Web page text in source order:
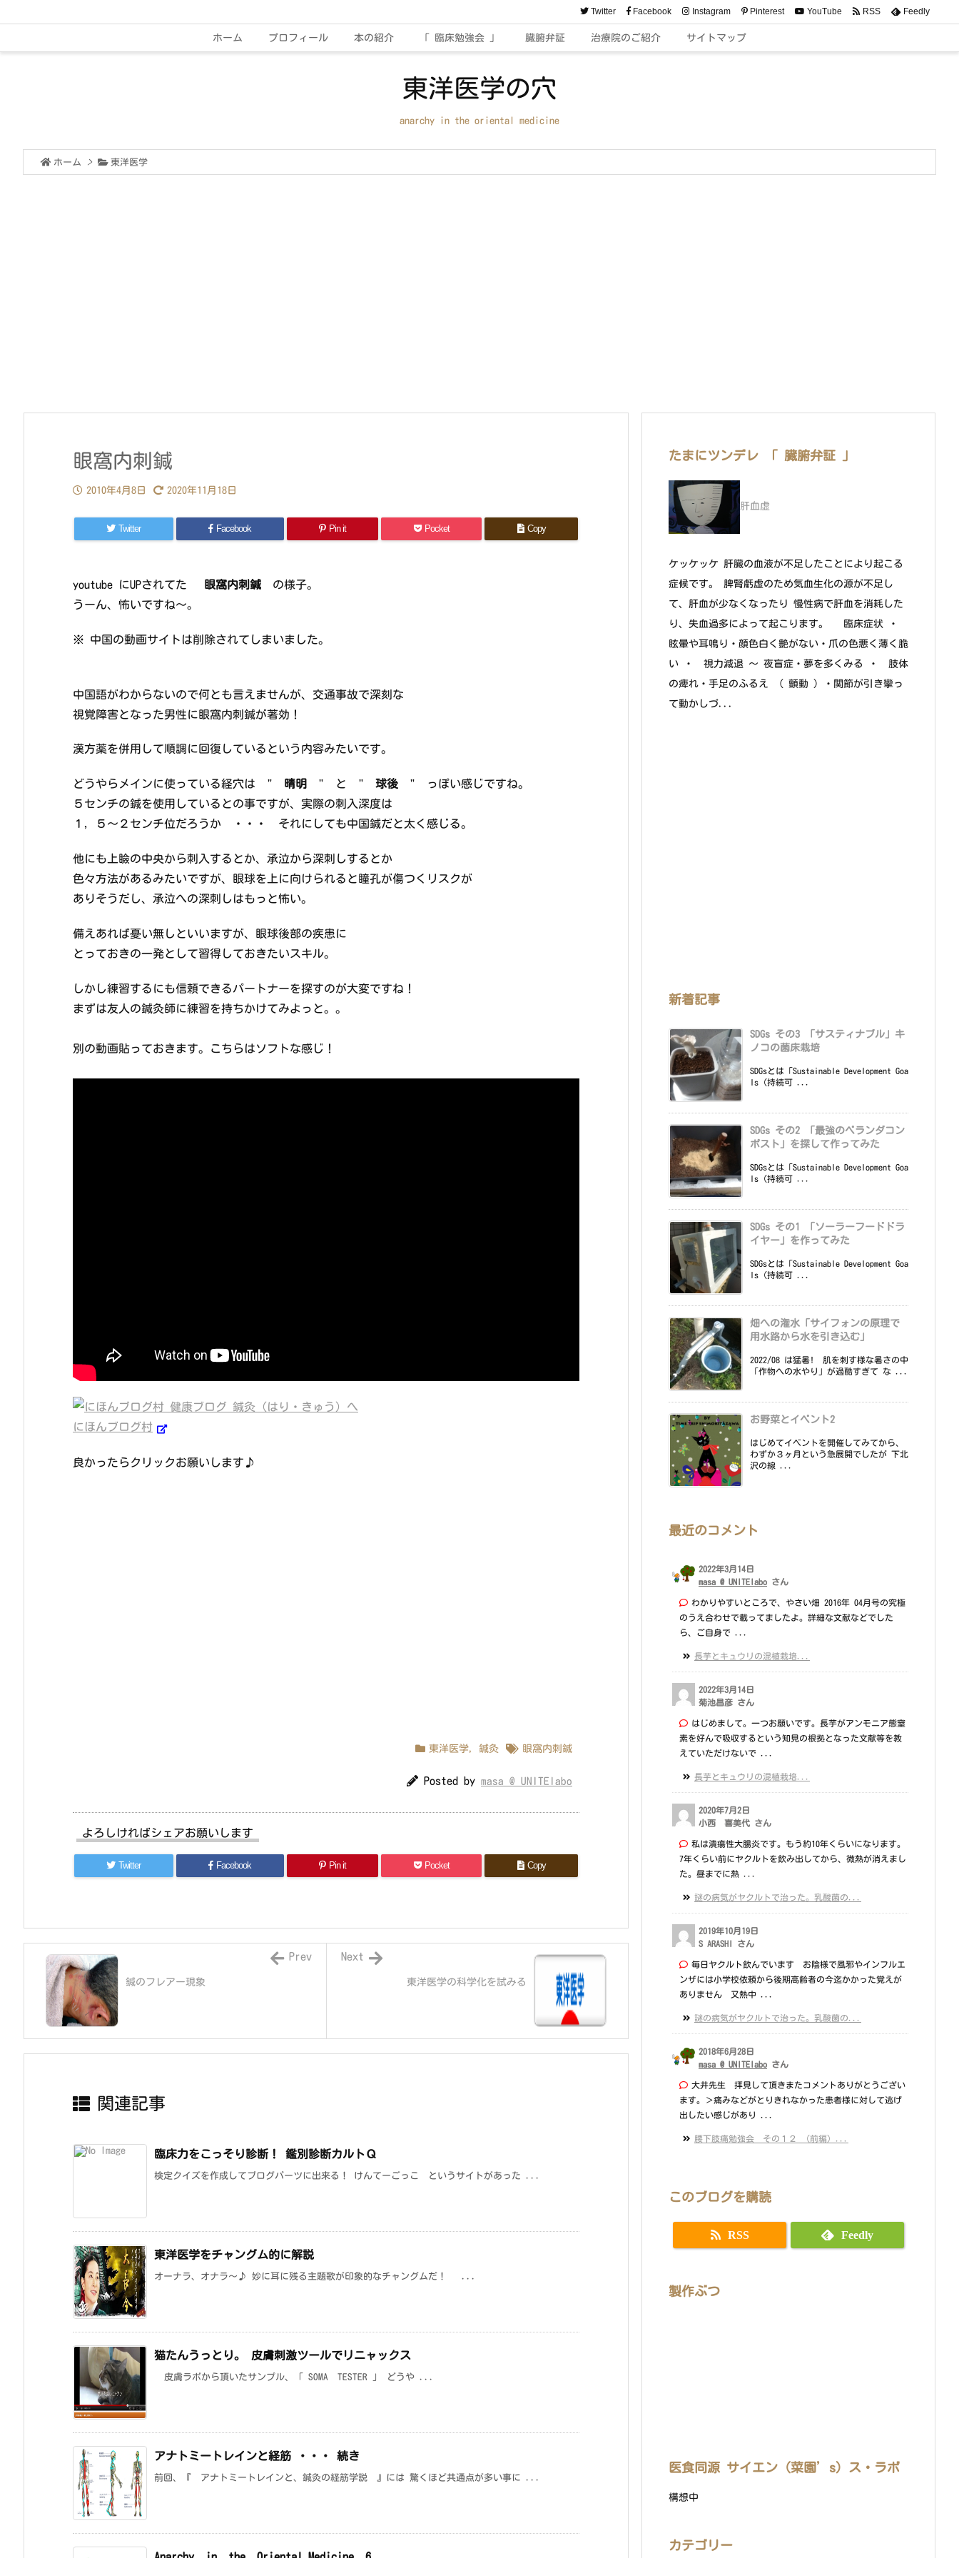
ホーム プロフィール 本の紹介 「 臨床勉強会 」 臓腑弁証 治療院のご紹介 サイトマップ
Twitter Facebook Instagram Pinterest YouTube RSS Feedly
東洋医学の穴
anarchy in the oriental medicine
ホーム > 東洋医学
眼窩内刺鍼
2010年4月8日 2020年11月18日
Twitter Facebook Pin it Pocket Copy
youtube にUPされてた 眼窩内刺鍼 の様子。
うーん、怖いですね～。
※ 中国の動画サイトは削除されてしまいました。
中国語がわからないので何とも言えませんが、交通事故で深刻な
視覚障害となった男性に眼窩内刺鍼が著効！
漢方薬を併用して順調に回復しているという内容みたいです。
どうやらメインに使っている経穴は " 晴明 " と " 球後 " っぽい感じですね。
５センチの鍼を使用しているとの事ですが、実際の刺入深度は
１，５～２センチ位だろうか ・・・ それにしても中国鍼だと太く感じる。
他にも上瞼の中央から刺入するとか、承泣から深刺しするとか
色々方法があるみたいですが、眼球を上に向けられると瞳孔が傷つくリスクが
ありそうだし、承泣への深刺しはもっと怖い。
備えあれば憂い無しといいますが、眼球後部の疾患に
とっておきの一発として習得しておきたいスキル。
しかし練習するにも信頼できるパートナーを探すのが大変ですね！
まずは友人の鍼灸師に練習を持ちかけてみよっと。。
別の動画貼っておきます。こちらはソフトな感じ！
にほんブログ村
良かったらクリックお願いします♪
東洋医学, 鍼灸 眼窩内刺鍼
Posted by masa @ UNITElabo
よろしければシェアお願いします
Twitter Facebook Pin it Pocket Copy
東洋医学の科学化を試みる
Next
鍼のフレアー現象
Prev
関連記事
臨床力をこっそり診断！ 鑑別診断カルトＱ
検定クイズを作成してブログパーツに出来る！ けんてーごっこ というサイトがあった ...
東洋医学をチャングム的に解説
オーナラ、オナラ～♪ 妙に耳に残る主題歌が印象的なチャングムだ！ ...
猫たんうっとり。 皮膚刺激ツールでリニャックス
皮膚ラボから頂いたサンプル、「 SOMA TESTER 」 どうや ...
アナトミートレインと経筋 ・・・ 続き
前回、『 アナトミートレインと、鍼灸の経筋学説 』には 驚くほど共通点が多い事に ...
たまにツンデレ 「 臓腑弁証 」
肝血虚
ケッケッケ 肝臓の血液が不足したことにより起こる
症候です。 脾腎虧虚のため気血生化の源が不足し
て、肝血が少なくなったり 慢性病で肝血を消耗した
り、失血過多によって起こります。 臨床症状 ・
眩暈や耳鳴り・顔色白く艶がない・爪の色悪く薄く脆
い ・ 視力減退 ～ 夜盲症・夢を多くみる ・ 肢体
の痺れ・手足のふるえ （ 顫動 ）・関節が引き攣っ
て動かしづ...
新着記事
SDGs その3 「サスティナブル」キ
ノコの菌床栽培
SDGsとは「Sustainable Development Goa
ls（持続可 ...
SDGs その2 「最強のベランダコン
ポスト」を探して作ってみた
SDGsとは「Sustainable Development Goa
ls（持続可 ...
SDGs その1 「ソーラーフードドラ
イヤー」を作ってみた
SDGsとは「Sustainable Development Goa
ls（持続可 ...
畑への潅水「サイフォンの原理で
用水路から水を引き込む」
2022/08 は猛暑! 肌を刺す様な暑さの中
「作物への水やり」が過酷すぎて な ...
お野菜とイベント2
はじめてイベントを開催してみてから、
わずか３ヶ月という急展開でしたが 下北
沢の線 ...
最近のコメント
2022年3月14日
masa @ UNITElabo さん
わかりやすいところで、やさい畑 2016年 04月号の究極
のうえ合わせで載ってましたよ。詳細な文献などでした
ら、ご自身で ...
長芋とキュウリの混植栽培...
2022年3月14日
菊池昌彦 さん
はじめまして。一つお願いです。長芋がアンモニア態窒
素を好んで吸収するという知見の根拠となった文献等を教
えていただけないで ...
長芋とキュウリの混植栽培...
2020年7月2日
小西 喜美代 さん
私は潰瘍性大腸炎です。もう約10年くらいになります。
7年くらい前にヤクルトを飲み出してから、微熱が消えまし
た。昼までに熱 ...
謎の病気がヤクルトで治った。乳酸菌の...
2019年10月19日
S ARASHI さん
毎日ヤクルト飲んでいます お陰様で風邪やインフルエ
ンザには小学校依頼から後期高齢者の今迄かかった覚えが
ありません 又熱中 ...
謎の病気がヤクルトで治った。乳酸菌の...
2018年6月28日
masa @ UNITElabo さん
大井先生 拝見して頂きまたコメントありがとうござい
ます。＞痛みなどがとりきれなかった患者様に対して逃げ
出したい感じがあり ...
腰下肢痛勉強会 その１２ （前編）...
このブログを購読
RSS Feedly
製作ぶつ
医食同源 サイエン（菜園’s）ス・ラボ
構想中
カテゴリー